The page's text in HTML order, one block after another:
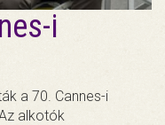
i
a 70. Cannes-i
alkotók